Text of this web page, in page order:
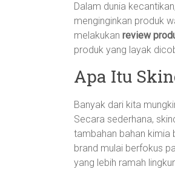
Dalam dunia kecantikan,
menginginkan produk
melakukan review
produk yang layak
Apa Itu
Banyak dari kita
Secara sederhana,
tambahan bahan kimia
brand mulai berfokus
yang lebih ramah